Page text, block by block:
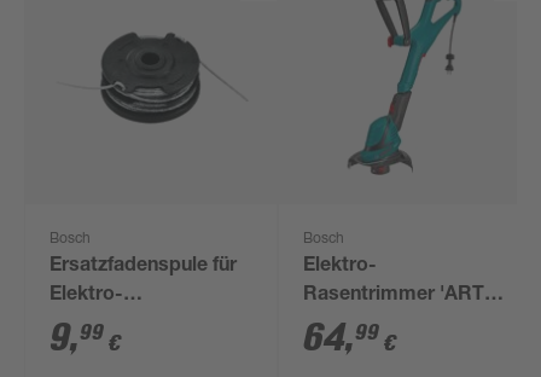
Bosch
Ersatzfadenspule für
Elektro-
Rasentrimmer 'ART'
Ø 1,6 mm x 600 m
9,99 €
Bosch
Elektro-
Rasentrimmer 'ART
24'
64,99 €